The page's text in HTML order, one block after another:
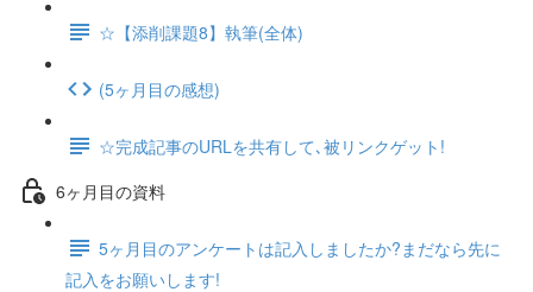
☆【添削課題8】執筆(全体)
(5ヶ月目の感想)
☆完成記事のURLを共有して､被リンクゲット!
6ヶ月目の資料
5ヶ月目のアンケートは記入しましたか?まだなら先に
記入をお願いします!